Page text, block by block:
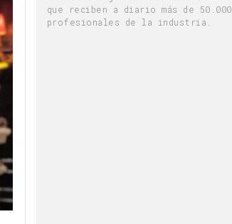
que reciben a diario más de 50.000
profesionales de la industria.